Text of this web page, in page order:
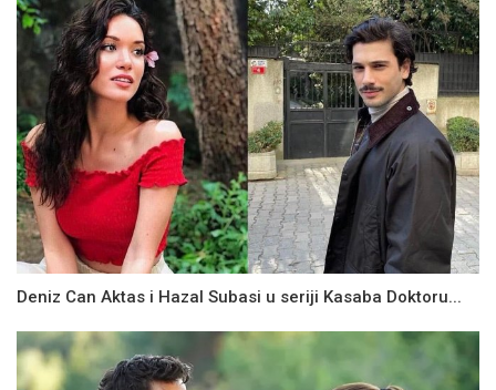
Deniz Can Aktas i Hazal Subasi u seriji Kasaba Doktoru...